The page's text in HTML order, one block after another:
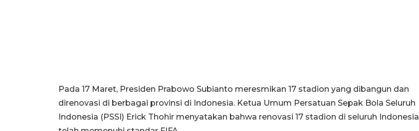
Pada 17 Maret, Presiden Prabowo Subianto meresmikan 17 stadion yang dibangun dan
direnovasi di berbagai provinsi di Indonesia. Ketua Umum Persatuan Sepak Bola Seluruh
Indonesia (PSSI) Erick Thohir menyatakan bahwa renovasi 17 stadion di seluruh Indonesia